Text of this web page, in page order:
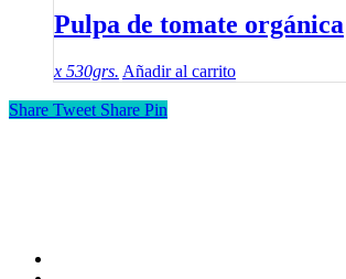
Pulpa de tomate orgánica
x 530grs. Añadir al carrito
Share Tweet Share Pin